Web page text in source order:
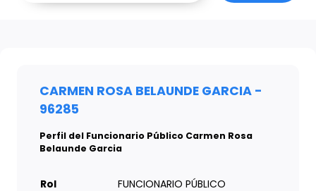
CARMEN ROSA BELAUNDE GARCIA -
96285
Perfil del Funcionario Público Carmen Rosa
Belaunde Garcia
Rol FUNCIONARIO PÚBLICO